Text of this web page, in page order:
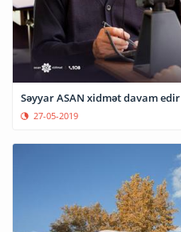
Səyyar ASAN xidmət davam edir
27-05-2019